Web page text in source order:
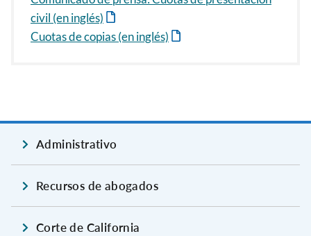
civil (en inglés)
Cuotas de copias (en inglés)
Administrativo
Recursos de abogados
Corte de California